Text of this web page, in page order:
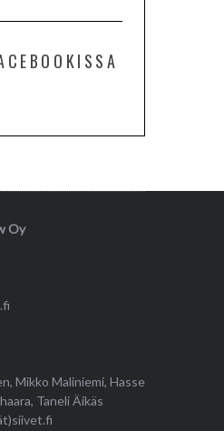
Oy
Mikko Maliniemi, Hasse
Taneli Äikäs